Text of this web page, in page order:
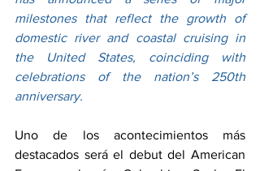
milestones that reflect the growth of
domestic river and coastal cruising in
the United States, coinciding with
celebrations of the nation’s 250th
anniversary.
Uno de los acontecimientos más
destacados será el debut del American